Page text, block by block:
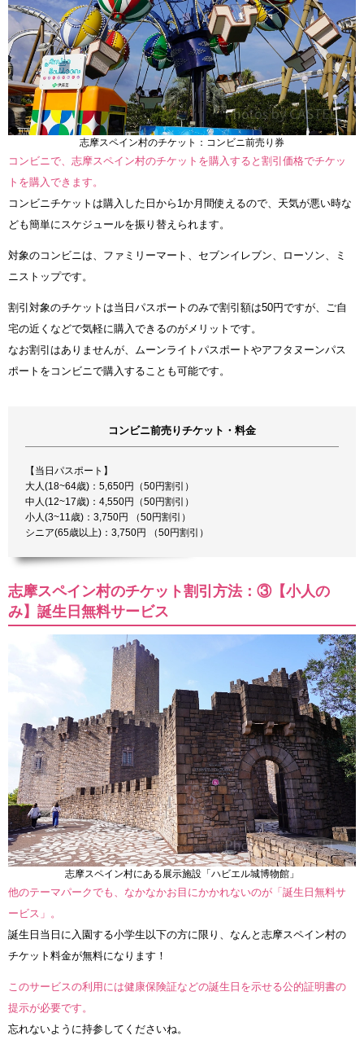
志摩スペイン村のチケット：コンビニ前売り券
コンビニで、志摩スペイン村のチケットを購入すると割引価格でチケッ
トを購入できます。
コンビニチケットは購入した日から1か月間使えるので、天気が悪い時な
ども簡単にスケジュールを振り替えられます。
対象のコンビニは、ファミリーマート、セブンイレブン、ローソン、ミ
ニストップです。
割引対象のチケットは当日パスポートのみで割引額は50円ですが、ご自
宅の近くなどで気軽に購入できるのがメリットです。
なお割引はありませんが、ムーンライトパスポートやアフタヌーンパス
ポートをコンビニで購入することも可能です。
コンビニ前売りチケット・料金
【当日パスポート】
大人(18~64歳)：5,650円（50円割引）
中人(12~17歳)：4,550円（50円割引）
小人(3~11歳)：3,750円 （50円割引）
シニア(65歳以上)：3,750円 （50円割引）
志摩スペイン村のチケット割引方法：③【小人の
み】誕生日無料サービス
志摩スペイン村にある展示施設「ハビエル城博物館」
他のテーマパークでも、なかなかお目にかかれないのが「誕生日無料サ
ービス」。
誕生日当日に入園する小学生以下の方に限り、なんと志摩スペイン村の
チケット料金が無料になります！
このサービスの利用には健康保険証などの誕生日を示せる公的証明書の
提示が必要です。
忘れないように持参してくださいね。